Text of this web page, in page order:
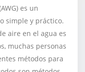
es un
simple y práctico.
aire en el agua es
muchas personas
métodos para